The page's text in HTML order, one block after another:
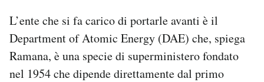
L’ente che si fa carico di portarle avanti è il
Department of Atomic Energy (DAE) che, spiega
Ramana, è una specie di superministero fondato
nel 1954 che dipende direttamente dal primo